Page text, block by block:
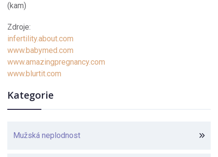
(kam)
Zdroje:
infertility.about.com
www.babymed.com
www.amazingpregnancy.com
www.blurtit.com
Kategorie
Mužská neplodnost